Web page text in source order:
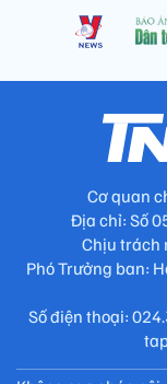
Cơ quan
Địa chỉ: Số
Chịu trách
Phó Trưởng ban:
Số điện thoại: